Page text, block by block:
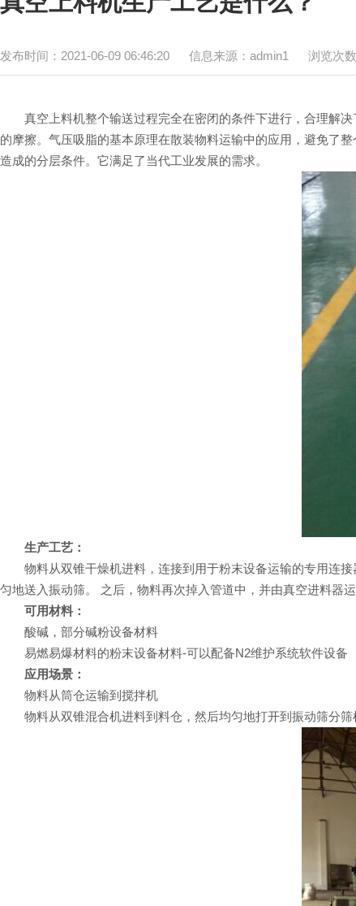
发布时间：2021-06-09 06:46:20 信息来源：admin1 浏览次
真空上料机整个输送过程完全在密闭的条件下进行，合理解决
的摩擦。气压吸脂的基本原理在散装物料运输中的应用，避免了
造成的分层条件。它满足了当代工业发展的需求。
生产工艺：
物料从双锥干燥机进料，连接到用于粉末设备运输的专用连接
匀地送入振动筛。 之后，物料再次掉入管道中，并由真空进料器运
可用材料：
酸碱，部分碱粉设备材料
易燃易爆材料的粉末设备材料-可以配备N2维护系统软件设备
应用场景：
物料从筒仓运输到搅拌机
物料从双锥混合机进料到料仓，然后均匀地打开到振动筛分筛